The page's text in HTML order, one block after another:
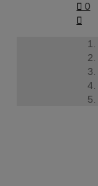
 0
